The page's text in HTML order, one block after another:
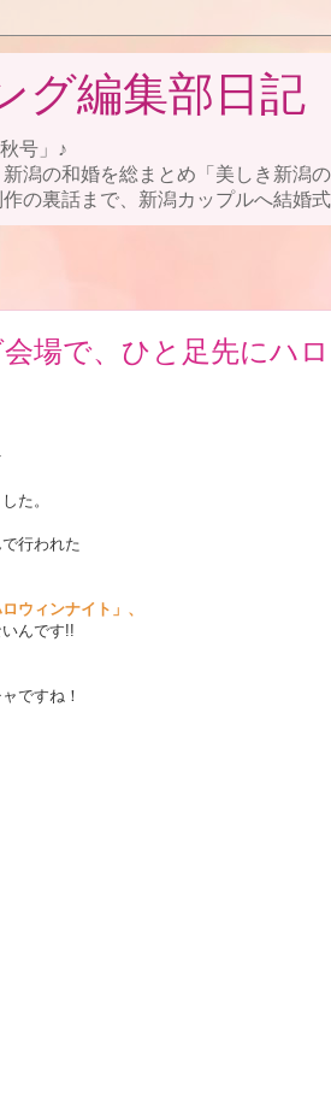
グ編集部日記
号」♪
潟の和婚を総まとめ「美しき新潟の
の裏話まで、新潟カップルへ結婚
場で、ひと足先にハロ
た。
行われた
ロウィンナイト」、
んです!!
ですね！